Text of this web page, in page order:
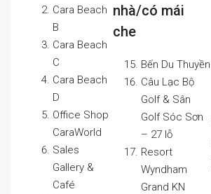
Cara Beach
B
Cara Beach
C
Cara Beach
D
Office Shop
CaraWorld
Sales
Gallery &
Café
nhà/có mái
che
Bến Du Thuyền
Câu Lạc Bộ
Golf & Sân
Golf Sóc Sơn
– 27 lỗ
Resort
Wyndham
Grand KN